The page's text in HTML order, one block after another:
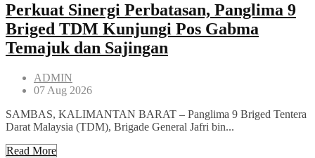
Perkuat Sinergi Perbatasan, Panglima 9
Briged TDM Kunjungi Pos Gabma
Temajuk dan Sajingan
ADMIN
07 Aug 2026
SAMBAS, KALIMANTAN BARAT – Panglima 9 Briged Tentera
Darat Malaysia (TDM), Brigade General Jafri bin...
Read More